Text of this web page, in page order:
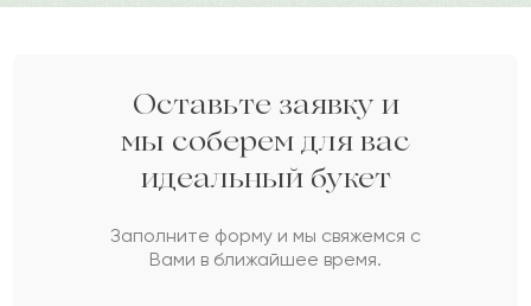
Ж 2023-01-16
Женисгуль
2023-01-11
Саид
Нина
Корлан
Оставьте заявку и
мы соберем для вас
идеальный букет
Заполните форму и мы свяжемся с
Вами в ближайшее время.